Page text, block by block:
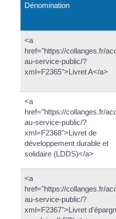
Dénomination
<a
href="https://collanges.fr/
au-service-public/?
xml=F2365">Livret A</a>
<a
href="https://collanges.fr/
au-service-public/?
xml=F2368">Livret de
développement durable et
solidaire (LDDS)</a>
<a
href="https://collanges.fr/
au-service-public/?
xml=F2367">Livret